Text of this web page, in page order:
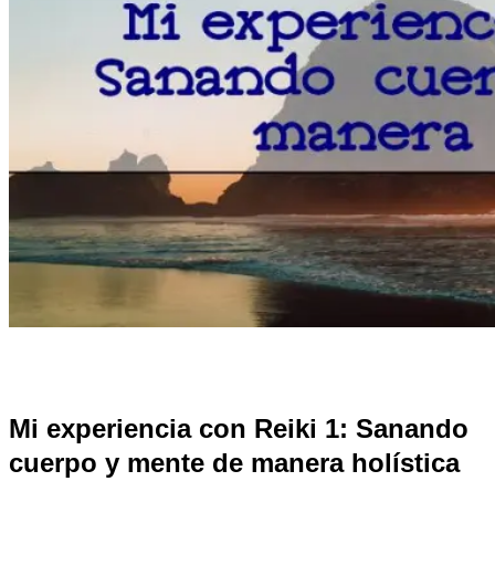
Mi experiencia con Reiki 1: Sanando
cuerpo y mente de manera holística